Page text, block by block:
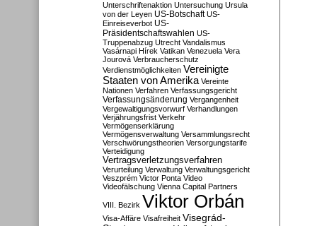
Unterschriftenaktion Untersuchung Ursula
von der Leyen US-Botschaft US-
Einreiseverbot US-
Präsidentschaftswahlen US-
Truppenabzug Utrecht Vandalismus
Vasárnapi Hírek Vatikan Venezuela Vera
Jourová Verbraucherschutz
Verdienstmöglichkeiten Vereinigte
Staaten von Amerika Vereinte
Nationen Verfahren Verfassungsgericht
Verfassungsänderung Vergangenheit
Vergewaltigungsvorwurf Verhandlungen
Verjährungsfrist Verkehr
Vermögenserklärung
Vermögensverwaltung Versammlungsrecht
Verschwörungstheorien Versorgungstarife
Verteidigung
Vertragsverletzungsverfahren
Verurteilung Verwaltung Verwaltungsgericht
Veszprém Victor Ponta Video
Videofälschung Vienna Capital Partners
VIII. Bezirk Viktor Orbán
Visa-Affäre Visafreiheit Visegrád-